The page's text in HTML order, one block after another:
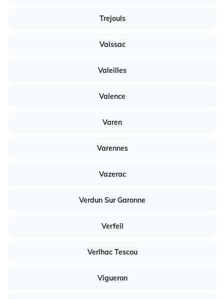
Trejouls
Vaissac
Valeilles
Valence
Varen
Varennes
Vazerac
Verdun Sur Garonne
Verfeil
Verlhac Tescou
Vigueron